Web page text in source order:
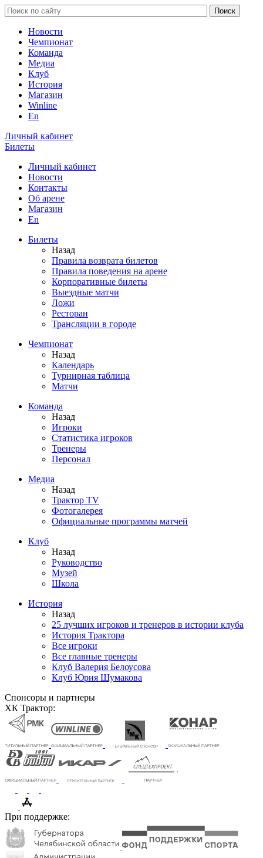
Новости
Чемпионат
Команда
Медиа
Клуб
История
Магазин
Winline
En
Личный кабинет
Билеты
Личный кабинет
Новости
Контакты
Об арене
Магазин
En
Билеты
Назад
Правила возврата билетов
Правила поведения на арене
Корпоративные билеты
Выездные матчи
Ложи
Ресторан
Трансляции в городе
Чемпионат
Назад
Календарь
Турнирная таблица
Матчи
Команда
Назад
Игроки
Статистика игроков
Тренеры
Персонал
Медиа
Назад
Трактор TV
Фотогалерея
Официальные программы матчей
Клуб
Назад
Руководство
Музей
Школа
История
Назад
25 лучших игроков и тренеров в истории клуба
История Трактора
Все игроки
Все главные тренеры
Клуб Валерия Белоусова
Клуб Юрия Шумакова
Спонсоры и партнеры
ХК Трактор:
При поддержке: